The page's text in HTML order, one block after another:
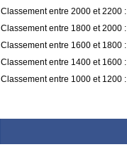
Classement entre 2000 et 2200 :
Classement entre 1800 et 2000 :
Classement entre 1600 et 1800 :
Classement entre 1400 et 1600 :
Classement entre 1000 et 1200 :